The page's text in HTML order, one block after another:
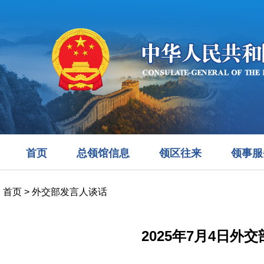
首页 总领馆信息 领区往来 领事
首页 > 外交部发言人谈话
2025年7月4日外